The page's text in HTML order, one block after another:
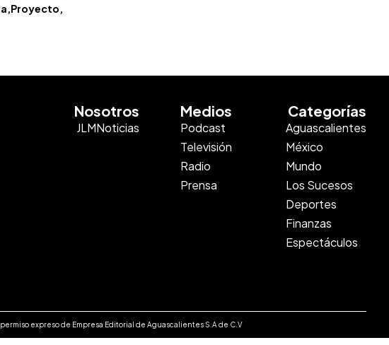
Proyecto
Nosotros
JLMNoticias
Medios
Podcast
Televisión
Radio
Prensa
Categorías
Aguascalientes
México
Mundo
Los Sucesos
Deportes
Finanzas
Espectáculos
expreso de Empresa Editorial de Aguascalientes S.A de C.V